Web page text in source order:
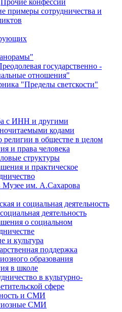
Прочие конфессии
примеры сотрудничества и
государственно -
отношения"
"Пределы светскости"
с ИНН и другими
кодами
религии в обществе в целом
и права человека
структуры
и практическое
Музее им. А.Сахарова
и социальная деятельность
деятельность
о социальном
и культура
поддержка
образования
в школе
в культурно-
сфере
и СМИ
СМИ